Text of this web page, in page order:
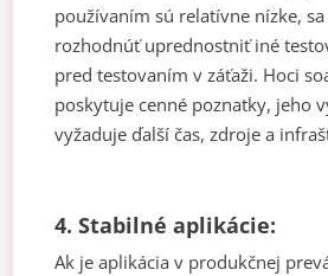
používaním sú relatívne nízke,
rozhodnúť uprednostniť iné
pred testovaním v záťaži. Hoci
poskytuje cenné poznatky, jeho
vyžaduje ďalší čas, zdroje a
4. Stabilné aplikácie:
Ak je aplikácia v produkčnej